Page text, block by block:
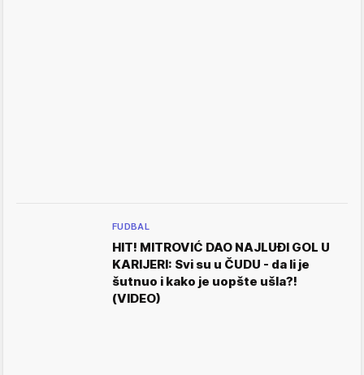
FUDBAL
HIT! MITROVIĆ DAO NAJLUĐI GOL U
KARIJERI: Svi su u ČUDU - da li je
šutnuo i kako je uopšte ušla?!
(VIDEO)